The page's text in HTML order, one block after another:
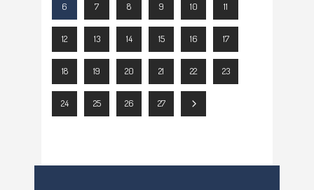
6 7 8 9 10 11
12 13 14 15 16 17
18 19 20 21 22 23
24 25 26 27